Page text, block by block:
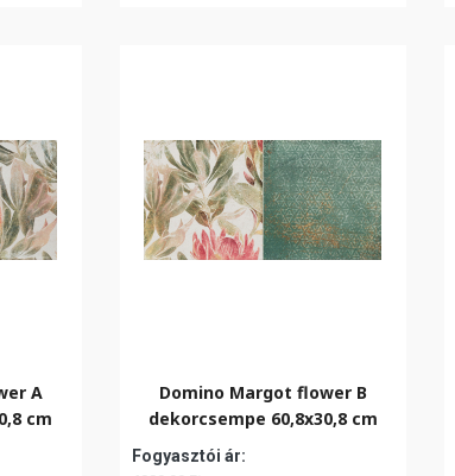
A
cm
Domino Margot flower B
dekorcsempe 60,8x30,8 cm
Fogyasztói ár: